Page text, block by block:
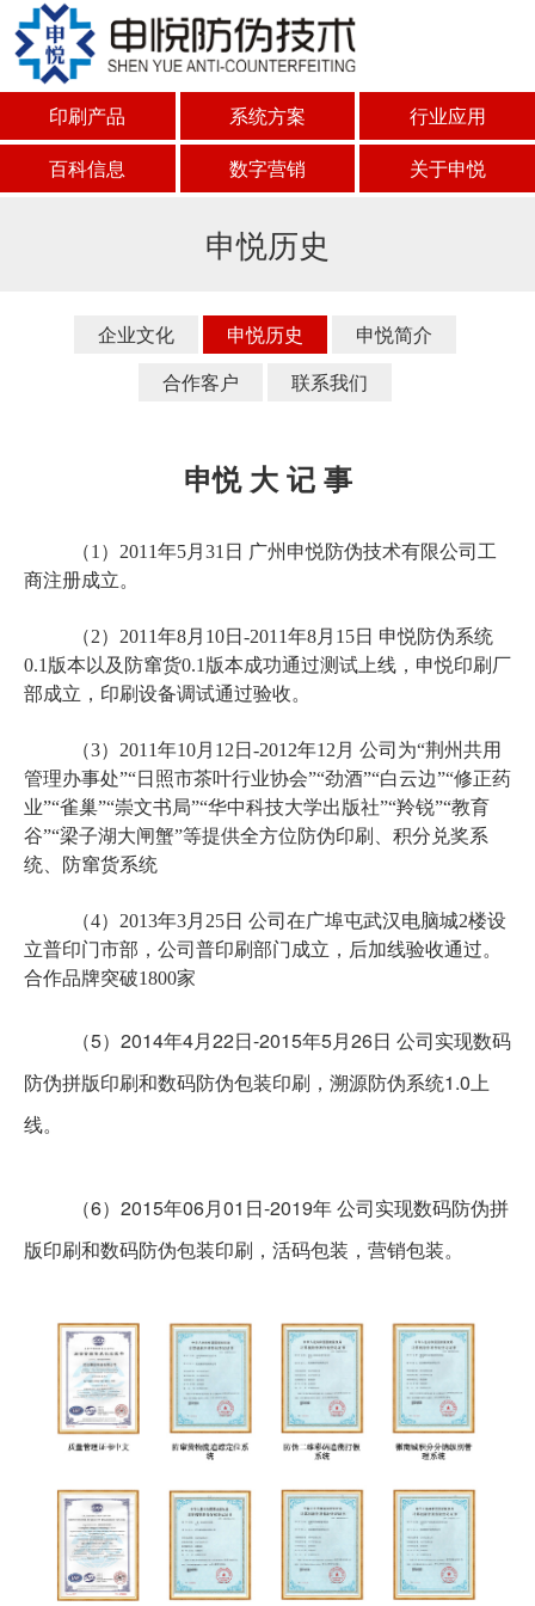
印刷产品 系统方案
行业应用
百科信息
数字营销 关于申悦
申悦历史
企业文化 申悦历史
申悦简介
合作客户
联系我们
申悦 大 记 事
（1）2011年5月31日 广州申悦防伪技术有限公司工
商注册成立。
（2）2011年8月10日-2011年8月15日 申悦防伪系统
0.1版本以及防窜货0.1版本成功通过测试上线，申悦印刷厂
部成立，印刷设备调试通过验收。
（3）2011年10月12日-2012年12月 公司为“荆州共用
管理办事处”“日照市茶叶行业协会”“劲酒”“白云边”“修正药
业”“雀巢”“崇文书局”“华中科技大学出版社”“羚锐”“教育
谷”“梁子湖大闸蟹”等提供全方位防伪印刷、积分兑奖系
统、防窜货系统
（4）2013年3月25日 公司在广埠屯武汉电脑城2楼设
立普印门市部， 公司普印刷部门成立，后加线验收通过。
合作品牌突破1800家
（5）2014年4月22日-2015年5月26日 公司实现数码
防伪拼版印刷和数码防伪包装印刷，溯源防伪系统1.0上
线。
（6）2015年06月01日-2019年 公司实现数码防伪拼
版印刷和数码防伪包装印刷，活码包装，营销包装。